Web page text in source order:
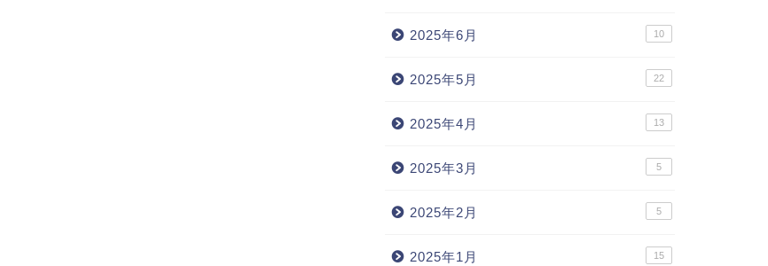
2025年6月 10
2025年5月 22
2025年4月 13
2025年3月 5
2025年2月 5
2025年1月 15